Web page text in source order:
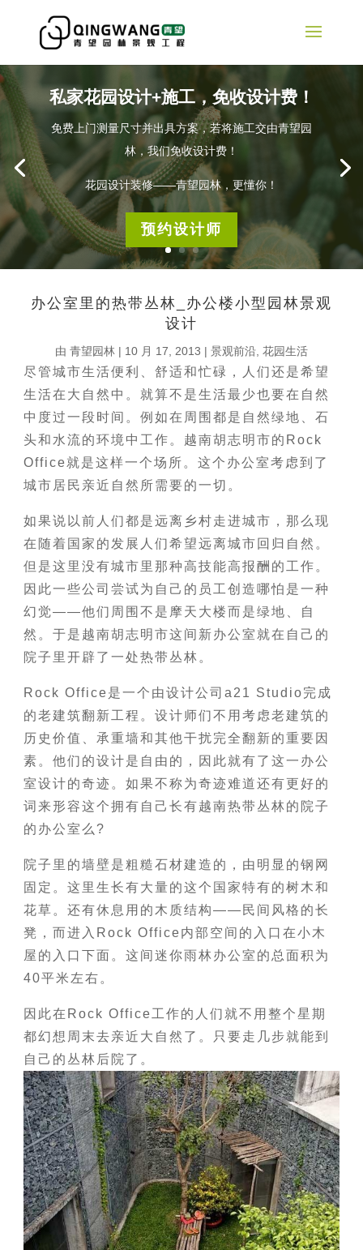
私家花园设计+施工，免收设计费！
免费上门测量尺寸并出具方案，若将施工交由青望园
林，我们免收设计费！
花园设计装修——青望园林，更懂你！
预约设计师
办公室里的热带丛林_办公楼小型园林景观
设计
由 青望园林 | 10 月 17, 2013 | 景观前沿 花园生活
尽管城市生活便利、舒适和忙碌，人们还是希望
生活在大自然中。就算不是生活最少也要在自然
中度过一段时间。例如在周围都是自然绿地、石
头和水流的环境中工作。越南胡志明市的Rock
Office就是这样一个场所。这个办公室考虑到了
城市居民亲近自然所需要的一切。
如果说以前人们都是远离乡村走进城市，那么现
在随着国家的发展人们希望远离城市回归自然。
但是这里没有城市里那种高技能高报酬的工作。
因此一些公司尝试为自己的员工创造哪怕是一种
幻觉——他们周围不是摩天大楼而是绿地、自
然。于是越南胡志明市这间新办公室就在自己的
院子里开辟了一处热带丛林。
Rock Office是一个由设计公司a21 Studio完成
的老建筑翻新工程。设计师们不用考虑老建筑的
历史价值、承重墙和其他干扰完全翻新的重要因
素。他们的设计是自由的，因此就有了这一办公
室设计的奇迹。如果不称为奇迹难道还有更好的
词来形容这个拥有自己长有越南热带丛林的院子
的办公室么?
院子里的墙壁是粗糙石材建造的，由明显的钢网
固定。这里生长有大量的这个国家特有的树木和
花草。还有休息用的木质结构——民间风格的长
凳，而进入Rock Office内部空间的入口在小木
屋的入口下面。这间迷你雨林办公室的总面积为
40平米左右。
因此在Rock Office工作的人们就不用整个星期
都幻想周末去亲近大自然了。只要走几步就能到
自己的丛林后院了。